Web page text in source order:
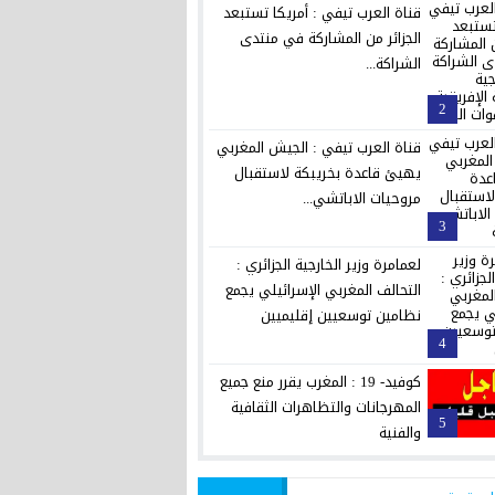
2
قناة العرب تيفي : أمريكا تستبعد
الجزائر من المشاركة في منتدى
الشراكة...
3
قناة العرب تيفي : الجيش المغربي
يهيئ قاعدة بخريبكة لاستقبال
مروحيات الاباتشي...
4
لعمامرة وزير الخارجية الجزائري :
التحالف المغربي الإسرائيلي يجمع
نظامين توسعيين إقليميين
5
كوفيد- 19 : المغرب يقرر منع جميع
المهرجانات والتظاهرات الثقافية
والفنية